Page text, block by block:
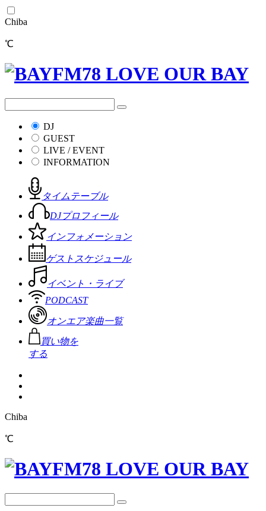
Chiba
℃
DJ
GUEST
LIVE / EVENT
INFORMATION
タイムテーブル
DJプロフィール
インフォメーション
ゲストスケジュール
イベント・ライブ
PODCAST
オンエア楽曲一覧
買い物を
する
Chiba
℃